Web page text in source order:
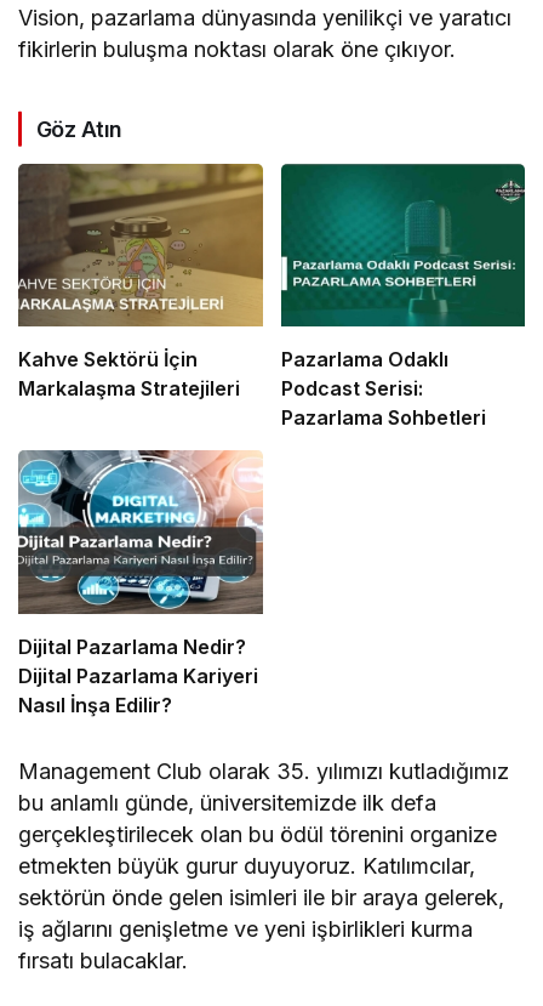
Vision, pazarlama dünyasında yenilikçi ve yaratıcı
fikirlerin buluşma noktası olarak öne çıkıyor.
Göz Atın
Kahve Sektörü İçin
Markalaşma Stratejileri
Pazarlama Odaklı
Podcast Serisi:
Pazarlama Sohbetleri
Dijital Pazarlama Nedir?
Dijital Pazarlama Kariyeri
Nasıl İnşa Edilir?
Management Club olarak 35. yılımızı kutladığımız
bu anlamlı günde, üniversitemizde ilk defa
gerçekleştirilecek olan bu ödül törenini organize
etmekten büyük gurur duyuyoruz. Katılımcılar,
sektörün önde gelen isimleri ile bir araya gelerek,
iş ağlarını genişletme ve yeni işbirlikleri kurma
fırsatı bulacaklar.